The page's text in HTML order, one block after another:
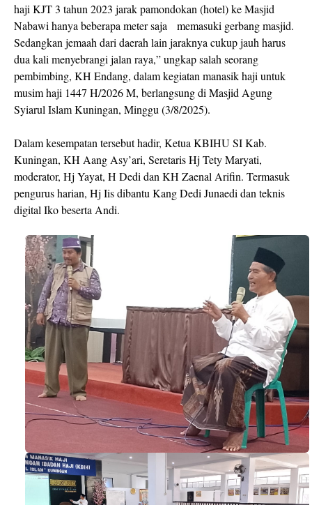
haji KJT 3 tahun 2023 jarak pamondokan (hotel) ke Masjid
Nabawi hanya beberapa meter saja
memasuki gerbang masjid.
Sedangkan jemaah dari daerah lain jaraknya cukup jauh harus
dua kali menyebrangi jalan raya,” ungkap salah seorang
pembimbing, KH Endang, dalam kegiatan manasik haji untuk
musim haji 1447 H/2026 M, berlangsung di Masjid Agung
Syiarul Islam Kuningan, Minggu (3/8/2025).
Dalam kesempatan tersebut hadir, Ketua KBIHU SI Kab.
Kuningan, KH Aang Asy’ari, Seretaris Hj Tety Maryati,
moderator, Hj Yayat, H Dedi dan KH Zaenal Arifin. Termasuk
pengurus harian, Hj Iis dibantu Kang Dedi Junaedi dan teknis
digital Iko beserta Andi.